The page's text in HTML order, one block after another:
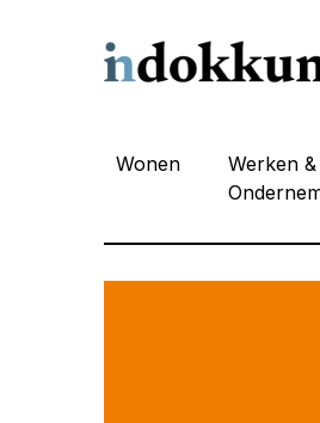
Wonen
Werken &